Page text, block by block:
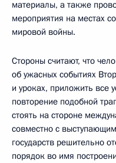
материалы, а также
мероприятия на местах
мировой войны.
Стороны считают, что
об ужасных событиях
и уроках, приложить все
повторение подобной
стоять на стороне
совместно с
государств решительно
порядок во имя